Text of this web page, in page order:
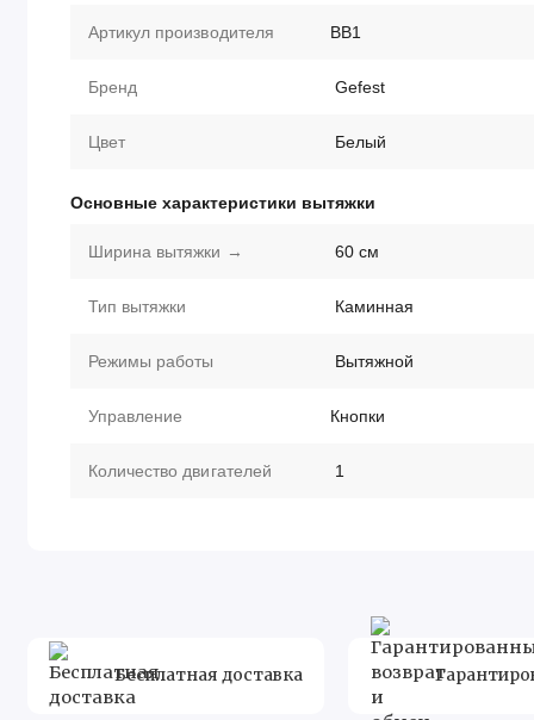
Артикул производителя BB1
Бренд Gefest
Цвет Белый
Основные характеристики вытяжки
Ширина вытяжки → 60 см
Тип вытяжки Каминная
Режимы работы Вытяжной
Управление Кнопки
Количество двигателей 1
м.куб/час
Тип фильтра Жировой
Бесплатная доставка